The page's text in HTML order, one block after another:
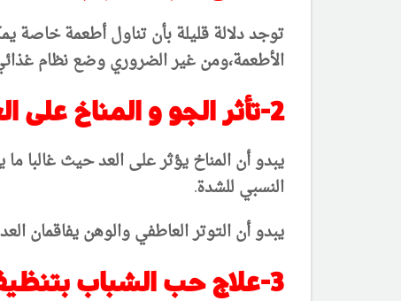
توجد دلالة قليلة بأن تناول أطعمة خاصة
الأطعمة،ومن غير الضروري وضع نظام
2-تأثر الجو و المناخ على العد و حب الشباب:
يبدو أن المناخ يؤثر على العد حيث غالبا
النسبي للشدة.
يبدو أن التوتر العاطفي والوهن يفاقمان
3-علاج حب الشباب بتنظيف البشرة: